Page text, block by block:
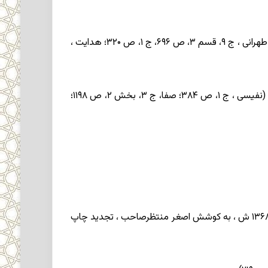
۱) دیوان غزل ، با تخلص عبدالله . برخی از غزلهای او در پایان رساله کمالیه (برزش آبادی ، ص ۵۰ به بعد) چاپ شده است (آقابزرگ طهرانی ، ج ۹، قسم ۳، ص ۶۹۶، ج ۱، ص ۳۲۰؛ هدایت ،
۲) شرح لمعات عراقی (سال تألیف : ۸۶۴). این شرح با عبارات قوله تألیف شده است و شارح به اشعار خود استشهاد کرده است (نفیسی ، ج ۱، ص ۳۸۴؛ صفا، ج ۳، بخش ۲، ص ۱۱۹۸؛
این اثر نخستین بار در ۱۳۵۰ به کوشش میرزا احمد تبریزی مشهور به «وحیدالاولیا» در شیراز به چاپ رسیده و سپس در ۱۳۴۶ و ۱۳۶۸ ش ، به کوشش اصغر منتظرصاحب ، تجدید چاپ